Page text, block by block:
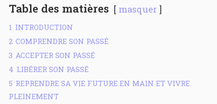
Table des matières masquer
1 INTRODUCTION
2 COMPRENDRE SON PASSÉ
3 ACCEPTER SON PASSÉ
4 LIBÉRER SON PASSÉ
5 REPRENDRE SA VIE FUTURE EN MAIN ET VIVRE
PLEINEMENT